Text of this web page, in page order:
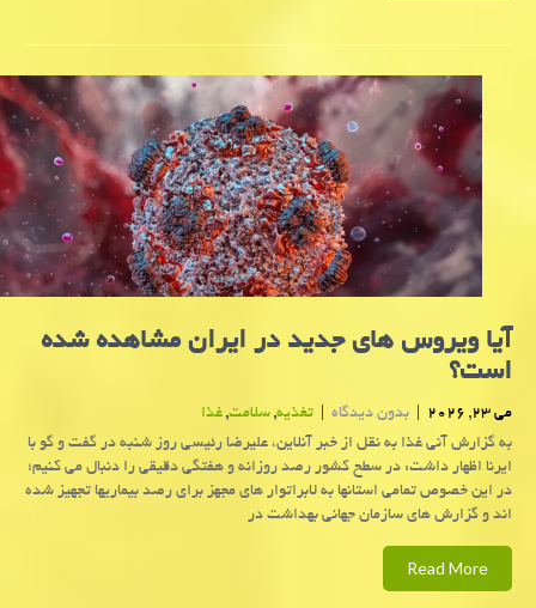
آیا ویروس های جدید در ایران مشاهده شده
است؟
می 23, 2026 | بدون دیدگاه | تغذیه,سلامت,غذا
به گزارش آنی غذا به نقل از خبر آنلاین، علیرضا رئیسی روز شنبه در گفت و گو با
ایرنا اظهار داشت: در سطح کشور رصد روزانه و هفتگی دقیقی را دنبال می کنیم؛
در این خصوص تمامی استانها به لابراتوار های مجهز برای رصد بیماریها تجهیز شده
اند و گزارش های سازمان جهانی بهداشت در
Read More